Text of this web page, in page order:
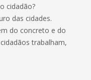
cidadão?
das cidades.
do concreto e do
trabalham,